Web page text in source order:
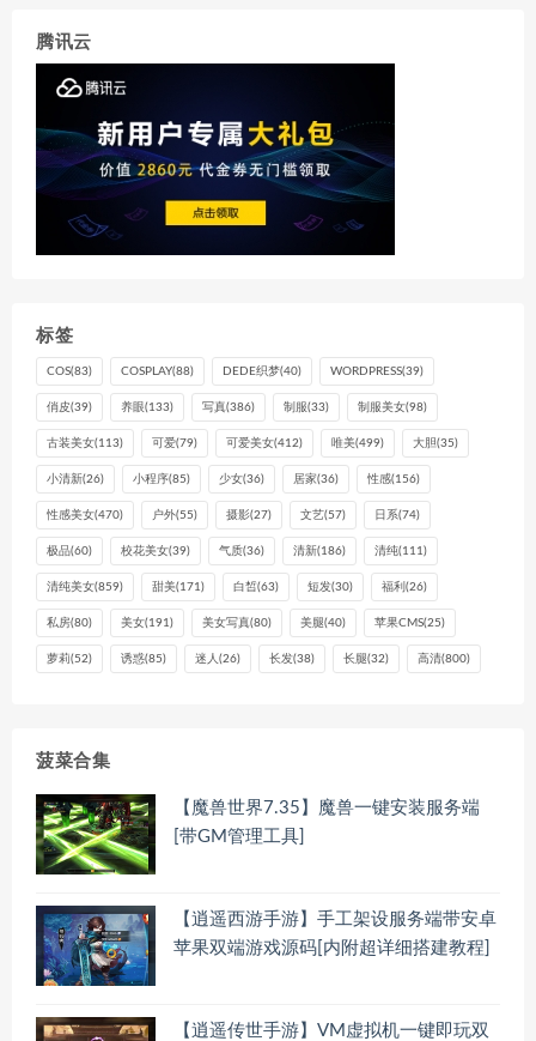
腾讯云
标签
COS(83) COSPLAY(88) DEDE织梦(40) WORDPRESS(39)
俏皮(39) 养眼(133) 写真(386) 制服(33) 制服美女(98)
古装美女(113) 可爱(79) 可爱美女(412) 唯美(499) 大胆(35)
小清新(26) 小程序(85) 少女(36) 居家(36) 性感(156)
性感美女(470) 户外(55) 摄影(27) 文艺(57) 日系(74)
极品(60) 校花美女(39) 气质(36) 清新(186) 清纯(111)
清纯美女(859) 甜美(171) 白皙(63) 短发(30) 福利 (26)
私房(80) 美女(191) 美女写真(80) 美腿(40) 苹果CMS(25)
萝莉(52) 诱惑(85) 迷人 (26) 长发(38) 长腿(32) 高清(800)
菠菜合集
【魔兽世界7.35】魔兽一键安装服务端
[带GM管理工具]
【逍遥西游手游】手工架设服务端带安卓
苹果双端游戏源码[内附超详细搭建教程]
【逍遥传世手游】VM虚拟机一键即玩双